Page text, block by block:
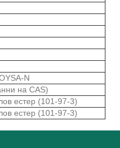
N
на CAS)
естер (101-97-3)
естер (101-97-3)